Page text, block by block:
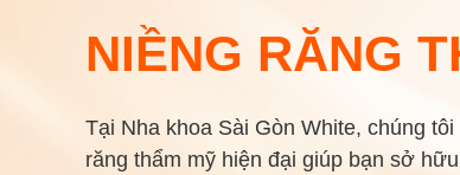
NIỀNG RĂNG
Tại Nha khoa Sài Gòn White, chúng
răng thẩm mỹ hiện đại giúp bạn sở